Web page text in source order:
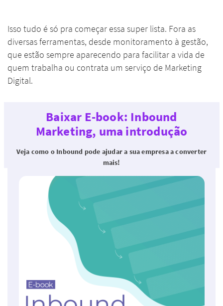
Isso tudo é só pra começar essa super lista. Fora as
diversas ferramentas, desde monitoramento à gestão,
que estão sempre aparecendo para facilitar a vida de
quem trabalha ou contrata um serviço de Marketing
Digital.
Baixar E-book: Inbound
Marketing, uma introdução
Veja como o Inbound pode ajudar a sua empresa a converter
mais!